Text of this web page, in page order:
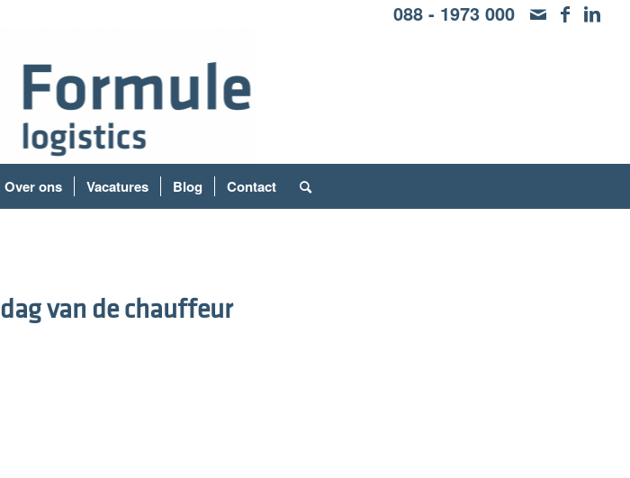
088 - 1973 000
Over ons Vacatures Blog Contact
dag van de chauffeur